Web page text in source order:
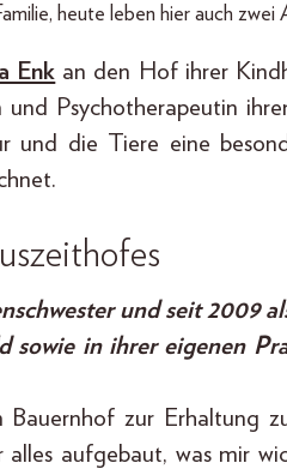
heute leben hier auch
Enk an den Hof ihrer
Psychotherapeutin
und die Tiere eine
und seit 2009
sowie in ihrer eigenen
zur Erhaltung
aufgebaut, was mir